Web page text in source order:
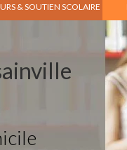
& SOUTIEN SCOLAIRE